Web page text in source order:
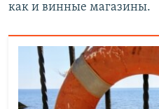
как и винные магазины.